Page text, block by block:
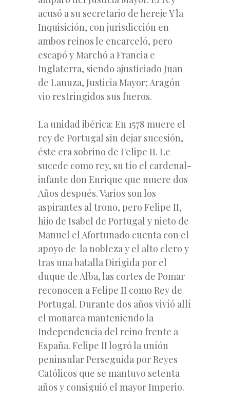
acusó a su secretario de hereje Y la
Inquisición, con jurisdicción en
ambos reinos le encarceló, pero
escapó y Marchó a Francia e
Inglaterra, siendo ajusticiado Juan
de Lanuza, Justicia Mayor; Aragón
vio restringidos sus fueros.
La unidad ibérica: En 1578 muere el
rey de Portugal sin dejar sucesión,
éste era sobrino de Felipe II. Le
sucede como rey, su tío el cardenal-
infante don Enrique que muere dos
Años después. Varios son los
aspirantes al trono, pero Felipe II,
hijo de Isabel de Portugal y nieto de
Manuel el Afortunado cuenta con el
apoyo de la nobleza y el alto clero y
tras una batalla Dirigida por el
duque de Alba, las cortes de Pomar
reconocen a Felipe II como Rey de
Portugal. Durante dos años vivíó allí
el monarca manteniendo la
Independencia del reino frente a
España. Felipe II logró la uníón
peninsular Perseguida por Reyes
Católicos que se mantuvo setenta
años y consiguió el mayor Imperio.